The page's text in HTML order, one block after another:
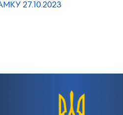
27.10.2023